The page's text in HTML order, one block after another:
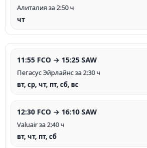
Алиталия за 2:50 ч
чт
11:55 FCO → 15:25 SAW
Пегасус Эйрлайнс за 2:30 ч
вт, ср, чт, пт, сб, вс
12:30 FCO → 16:10 SAW
Valuair за 2:40 ч
вт, чт, пт, сб